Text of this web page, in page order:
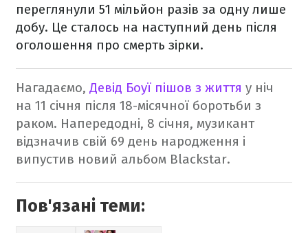
переглянули 51 мільйон разів за одну лише
добу. Це сталось на наступний день після
оголошення про смерть зірки.
Нагадаємо, Девід Боуї пішов з життя у ніч
на 11 січня після 18-місячної боротьби з
раком. Напередодні, 8 січня, музикант
відзначив свій 69 день народження і
випустив новий альбом Blackstar.
Пов'язані теми: